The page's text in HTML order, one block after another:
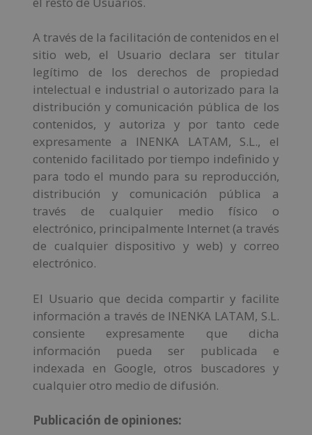
A través de la facilitación de contenidos en el
sitio web, el Usuario declara ser titular
legítimo de los derechos de propiedad
intelectual e industrial o autorizado para la
distribución y comunicación pública de los
contenidos, y autoriza y por tanto cede
expresamente a INENKA LATAM, S.L., el
contenido facilitado por tiempo indefinido y
para todo el mundo para su reproducción,
distribución y comunicación pública a
través de cualquier medio físico o
electrónico, principalmente Internet (a través
de cualquier dispositivo y web) y correo
electrónico.
El Usuario que decida compartir y facilite
información a través de INENKA LATAM, S.L.
consiente expresamente que dicha
información pueda ser publicada e
indexada en Google, otros buscadores y
cualquier otro medio de difusión.
Publicación de opiniones: